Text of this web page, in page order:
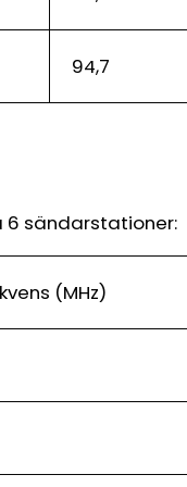
94,7
6 sändarstationer:
(MHz)